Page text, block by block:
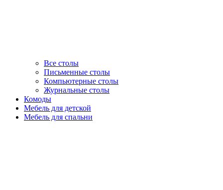
Все столы
Письменные столы
Компьютерные столы
Журнальные столы
Комоды
Мебель для детской
Мебель для спальни